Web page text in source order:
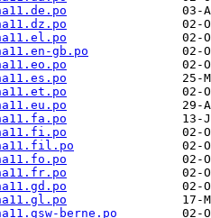
gb.po
berne.po